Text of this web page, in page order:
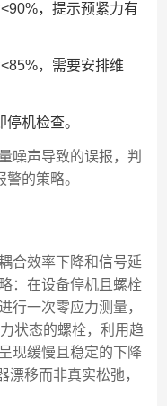
<90%，提示预紧力有
<85%，需要安排维
机检查。
噪声导致的误报，判
的策略。
合效率下降和信号延
：在设备停机且螺栓
行一次零应力测量，
状态的螺栓，利用趋
现缓慢且稳定的下降
漂移而非真实松弛，